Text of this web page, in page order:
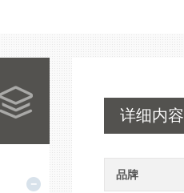
详细内容
品牌